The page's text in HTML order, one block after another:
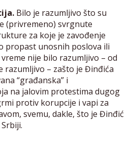
Bilo je razumljivo što su
(privremeno) svrgnute
za koje je zavođenje
propast unosnih poslova ili
nije bilo razumljivo – od
razumljivo – zašto je Đinđića
“građanska” i
na jalovim protestima dugog
protiv korupcije i vapi za
svemu, dakle, što je Đinđić